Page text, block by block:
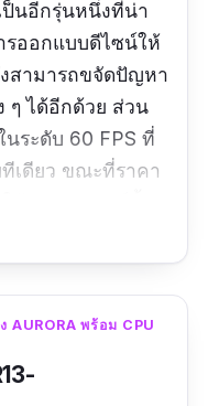
ป็นอีกรุ่นหนึ่งที่น่า
รออกแบบดีไซน์ให้
สามารถขจัดปัญหา
ๆ ได้อีกด้วย ส่วน
ระดับ 60 FPS ที่
เดียว ขณะที่ราคา
เฉพาะ
AURORA พร้อม CPU